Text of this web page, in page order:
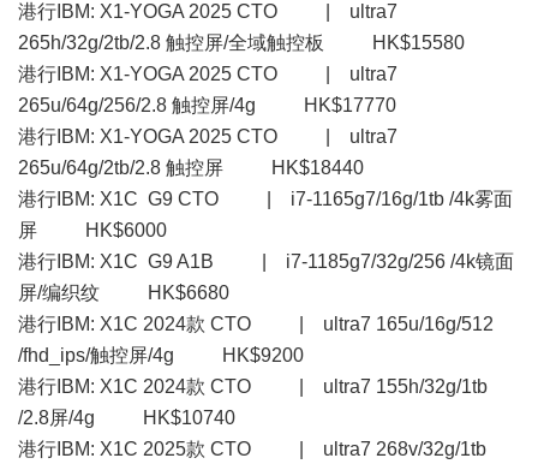
港行IBM: X1-YOGA 2025 CTO | ultra7
265h/32g/2tb/2.8 触控屏/全域触控板 HK$15580
港行IBM: X1-YOGA 2025 CTO | ultra7
265u/64g/256/2.8 触控屏/4g HK$17770
港行IBM: X1-YOGA 2025 CTO | ultra7
265u/64g/2tb/2.8 触控屏 HK$18440
港行IBM: X1C G9 CTO | i7-1165g7/16g/1tb /4k雾面
屏 HK$6000
港行IBM: X1C G9 A1B | i7-1185g7/32g/256 /4k镜面
屏/编织纹 HK$6680
港行IBM: X1C 2024款 CTO | ultra7 165u/16g/512
/fhd_ips/触控屏/4g HK$9200
港行IBM: X1C 2024款 CTO | ultra7 155h/32g/1tb
/2.8屏/4g HK$10740
港行IBM: X1C 2025款 CTO | ultra7 268v/32g/1tb